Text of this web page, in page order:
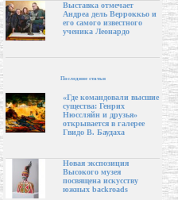
Выставка отмечает
Андреа дель Верроккьо и
его самого известного
ученика Леонардо
Последние статьи
«Где командовали высшие
существа: Генрих
Нюссляйн и друзья»
открывается в галерее
Гвидо В. Баудаха
Новая экспозиция
Высокого музея
посвящена искусству
южных backroads